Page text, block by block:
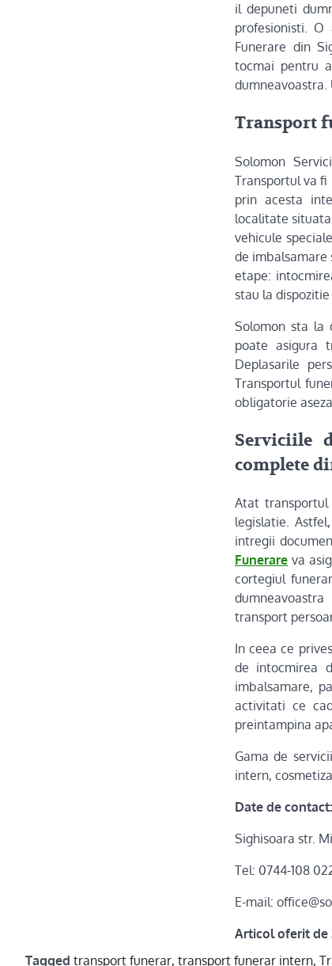
il depuneti
profesionisti.
Funerare din
tocmai pentru
Transport
Solomon
Transportul va fi
prin acesta
localitate
vehicule
de imbalsamare
etape:
stau la
Solomon sta la
poate asigura
Deplasarile
Transportul
obligatorie
Serviciile
complete
Atat
legislatie.
intregii
Funerare va
cortegiul
transport
In ceea ce
de intocmirea
imbalsamare,
activitati ce
preintampina
Gama de
intern,
Date de contact:
Sighisoara str.
Tel: 0744-108
E-mail:
Articol oferit de
Tagged transport funerar, transport funerar intern,